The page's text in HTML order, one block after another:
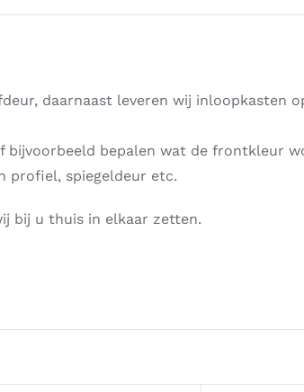
daarnaast leveren wij inloopkasten
bepalen wat de frontkleur
profiel, spiegeldeur etc.
bij u thuis in elkaar zetten.